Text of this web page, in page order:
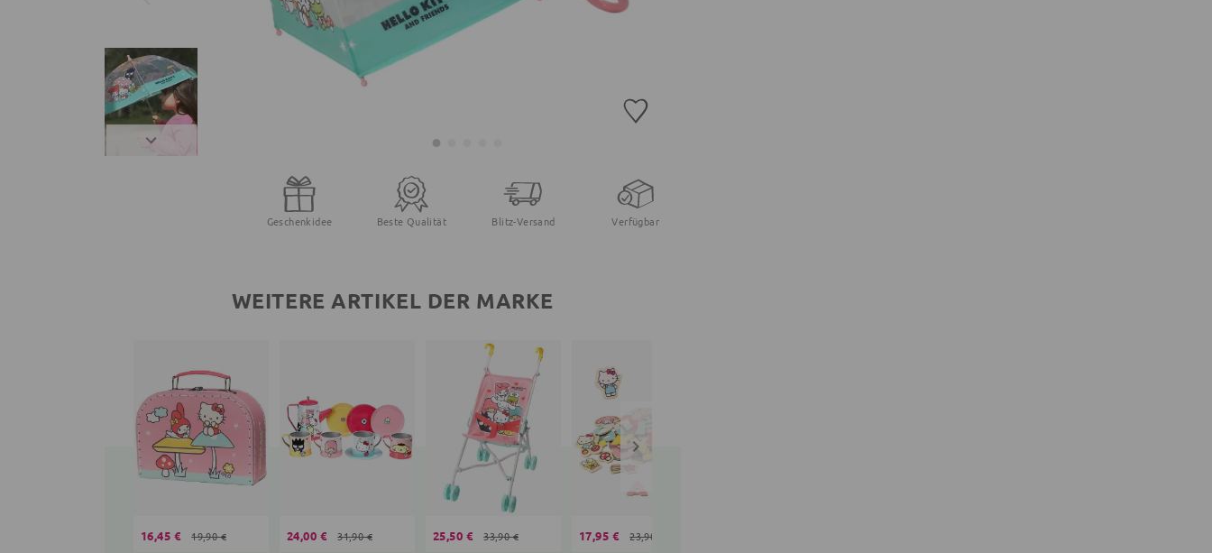
Geschenkidee Beste Qualität Blitz-Versand Verfügbar
WEITERE ARTIKEL DER MARKE
16,45 € 19,90 € 24,00 € 31,90 € 25,50 € 33,90 € 17,95 € 23,90 €